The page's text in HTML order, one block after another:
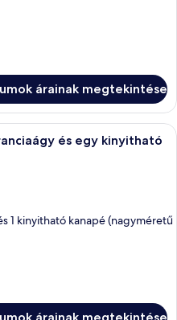
árainak megtekintése
Egy szállodai szoba, amelyben egy
és egy kinyitható
1 kinyitható kanapé (nagyméretű